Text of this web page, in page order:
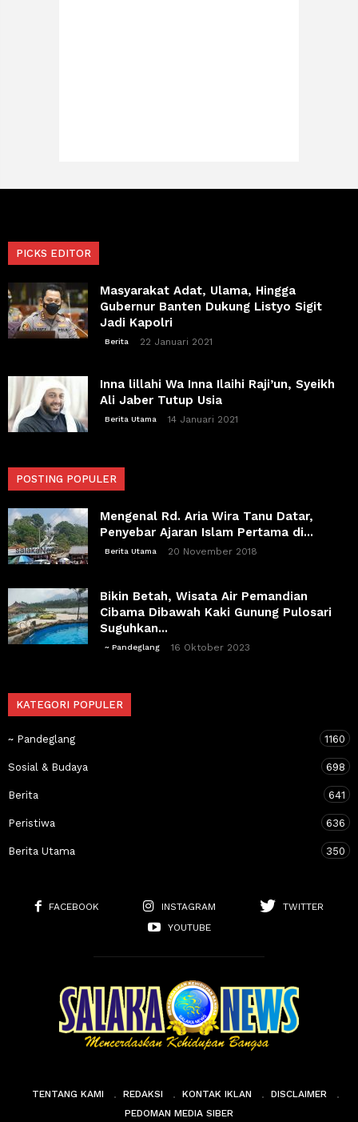
PICKS EDITOR
Masyarakat Adat, Ulama, Hingga
Gubernur Banten Dukung Listyo Sigit
Jadi Kapolri
Berita 22 Januari 2021
Inna lillahi Wa Inna Ilaihi Raji’un, Syeikh
Ali Jaber Tutup Usia
Berita Utama 14 Januari 2021
POSTING POPULER
Mengenal Rd. Aria Wira Tanu Datar,
Penyebar Ajaran Islam Pertama di...
Berita Utama 20 November 2018
Bikin Betah, Wisata Air Pemandian
Cibama Dibawah Kaki Gunung Pulosari
Suguhkan...
~ Pandeglang 16 Oktober 2023
KATEGORI POPULER
~ Pandeglang 1160
Sosial & Budaya 698
Berita 641
Peristiwa 636
Berita Utama 350
FACEBOOK INSTAGRAM
TWITTER
YOUTUBE
TENTANG KAMI REDAKSI KONTAK IKLAN
DISCLAIMER
PEDOMAN MEDIA SIBER